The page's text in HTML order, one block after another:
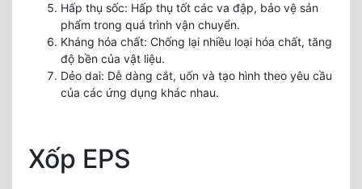
Hấp thụ sốc: Hấp thụ tốt các va đập, bảo vệ sản
phẩm trong quá trình vận chuyển.
Kháng hóa chất: Chống lại nhiều loại hóa chất, tăng
độ bền của vật liệu.
Dẻo dai: Dễ dàng cắt, uốn và tạo hình theo yêu cầu
của các ứng dụng khác nhau.
Xốp EPS